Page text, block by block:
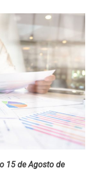
15 de Agosto de